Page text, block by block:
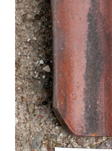
Natuurstenen bakken
Wandtegels
HEKWERK
KASTEN
BANKEN
BALKEN
RADIATOREN
BADEN
LAMPEN
KEUKENBLOKKEN